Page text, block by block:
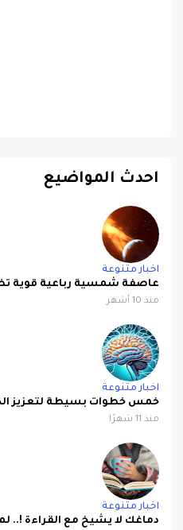
احدث المواضيع
اخبار متنوعة
عاصفة شمسية رباعية قوية
منذ 10 أشهر
اخبار متنوعة
خمس خطوات بسيطة لتعزيز
منذ 11 شهرًا
اخبار متنوعة
دماغك لا يشيخ مع القراءة !..